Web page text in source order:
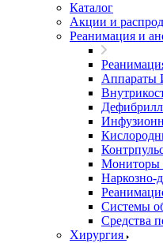
Каталог
Акции и
Реанимация и
Аппараты
Мониторы
Наркозно-
Системы
Средства
Хирургия